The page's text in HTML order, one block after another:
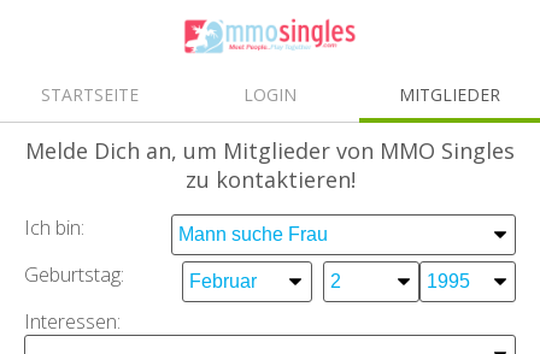
STARTSEITE LOGIN MITGLIEDER
Melde Dich an, um Mitglieder von MMO Singles
zu kontaktieren!
Ich bin:
Geburtstag:
Interessen: